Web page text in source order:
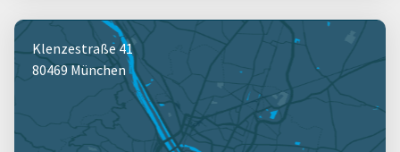
Klenzestraße 41
80469 München